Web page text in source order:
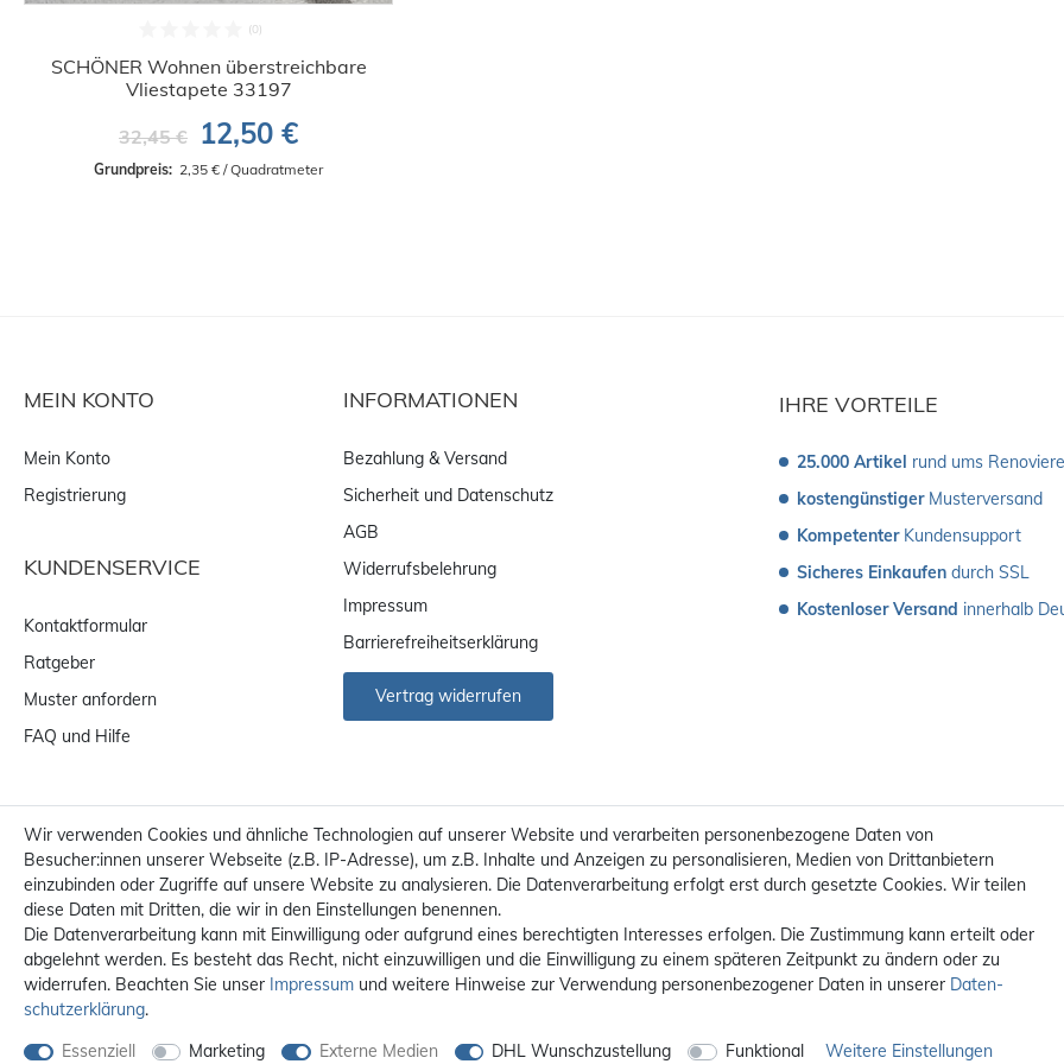
SCHÖNER Wohnen überstreichbare
Vliestapete 33197
32,45 € 12,50 €
Grundpreis: 2,35 € / Quadratmeter
IHRE VORTEILE
25.000 Artikel rund ums
kostengünstiger Musterversand
Kompetenter Kundensupport
Sicheres Einkaufen durch SSL
Kostenloser Versand innerhalb
MEIN KONTO
Mein Konto
Registrierung
KUNDENSERVICE
Kontaktformular
Ratgeber
Muster anfordern
FAQ und Hilfe
INFORMATIONEN
Bezahlung & Versand
Sicherheit und Datenschutz
AGB
Widerrufsbelehrung
Impressum
Barrierefreiheitserklärung
Vertrag widerrufen
Alle Preise sind inkl. MwSt. / **Kostenloser Versand innerhalb Deutschlands. Versandkosten in
Wir verwenden Cookies und ähnliche Technologien auf unserer Website und verarbeiten personenbezogene Daten von
Besucher:innen unserer Webseite (z.B. IP-Adresse), um z.B. Inhalte und Anzeigen zu personalisieren, Medien von Drittanbietern
einzubinden oder Zugriffe auf unsere Website zu analysieren. Die Datenverarbeitung erfolgt erst durch gesetzte Cookies. Wir teilen
diese Daten mit Dritten, die wir in den Einstellungen benennen.
Die Datenverarbeitung kann mit Einwilligung oder aufgrund eines berechtigten Interesses erfolgen. Die Zustimmung kann erteilt oder
abgelehnt werden. Es besteht das Recht, nicht einzuwilligen und die Einwilligung zu einem späteren Zeitpunkt zu ändern oder zu
widerrufen. Beachten Sie unser Impressum und weitere Hinweise zur Verwendung personenbezogener Daten in unserer Daten­
schutz­erklärung.
Essenziell
Marketing Externe Medien DHL Wunschzustellung Funktional Weitere Einstellungen